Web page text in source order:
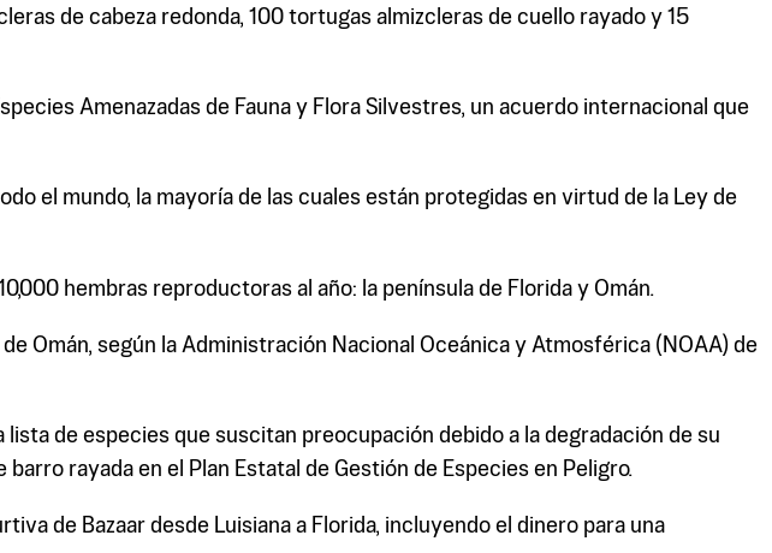
de cabeza redonda, 100 tortugas almizcleras de cuello rayado y 15
Amenazadas de Fauna y Flora Silvestres, un acuerdo internacional que
el mundo, la mayoría de las cuales están protegidas en virtud de la Ley de
hembras reproductoras al año: la península de Florida y Omán.
Omán, según la Administración Nacional Oceánica y Atmosférica (NOAA) de
de especies que suscitan preocupación debido a la degradación de su
rayada en el Plan Estatal de Gestión de Especies en Peligro.
de Bazaar desde Luisiana a Florida, incluyendo el dinero para una